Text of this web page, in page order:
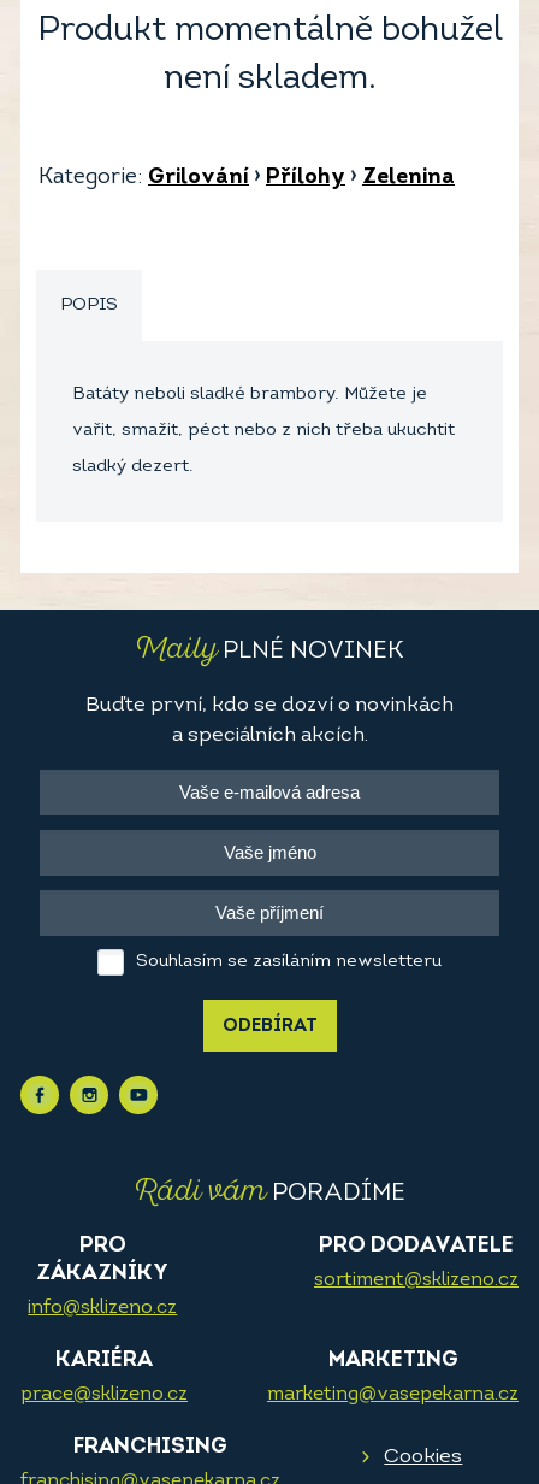
Produkt momentálně bohužel
není skladem.
Kategorie: Grilování › Přílohy › Zelenina
POPIS
Batáty neboli sladké brambory. Můžete je
vařit, smažit, péct nebo z nich třeba ukuchtit
sladký dezert.
MailyPLNÉ NOVINEK
Buďte první, kdo se dozví o novinkách
a speciálních akcích.
Souhlasím se zasíláním newsletteru
ODEBÍRAT
Rádi vámPORADÍME
PRO
ZÁKAZNÍKY
info@sklizeno.cz
PRO DODAVATELE
sortiment@sklizeno.cz
KARIÉRA
prace@sklizeno.cz
MARKETING
marketing@vasepekarna.cz
FRANCHISING Cookies